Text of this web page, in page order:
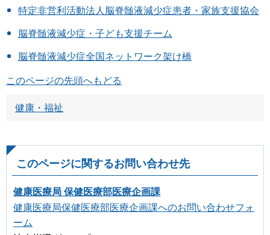
特定非営利活動法人脳脊髄液減少症患者・家族支援協会
脳脊髄液減少症・子ども支援チーム
脳脊髄液減少症全国ネットワーク架け橋
このページの先頭へもどる
健康・福祉
このページに関するお問い合わせ先
健康医療局 保健医療部医療企画課
健康医療局保健医療部医療企画課へのお問い合わせフォ
ーム